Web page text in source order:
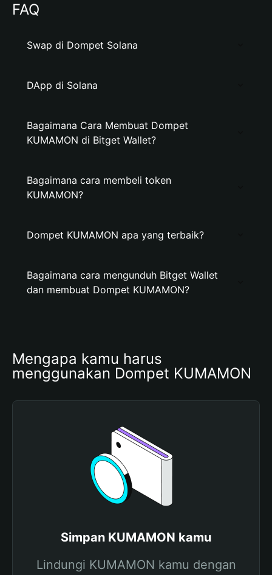
FAQ
Swap di Dompet Solana
DApp di Solana
Bagaimana Cara Membuat Dompet
KUMAMON di Bitget Wallet?
Bagaimana cara membeli token
KUMAMON?
Dompet KUMAMON apa yang terbaik?
Bagaimana cara mengunduh Bitget Wallet
dan membuat Dompet KUMAMON?
Mengapa kamu harus
menggunakan Dompet KUMAMON
Simpan KUMAMON kamu
Lindungi KUMAMON kamu dengan